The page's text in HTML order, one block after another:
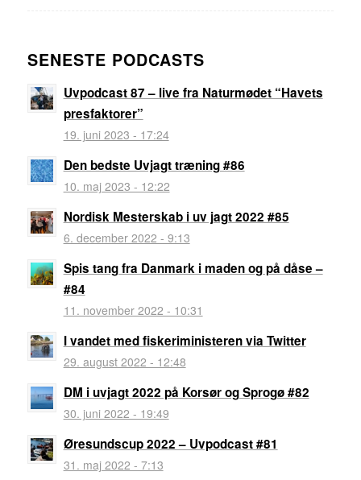
SENESTE PODCASTS
Uvpodcast 87 – live fra Naturmødet “Havets
presfaktorer”
19. juni 2023 - 17:24
Den bedste Uvjagt træning #86
10. maj 2023 - 12:22
Nordisk Mesterskab i uv jagt 2022 #85
6. december 2022 - 9:13
Spis tang fra Danmark i maden og på dåse –
#84
11. november 2022 - 10:31
I vandet med fiskeriministeren via Twitter
29. august 2022 - 12:48
DM i uvjagt 2022 på Korsør og Sprogø #82
30. juni 2022 - 19:49
Øresundscup 2022 – Uvpodcast #81
31. maj 2022 - 7:13